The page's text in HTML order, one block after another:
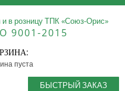
9001-2015
пуста
БЫСТРЫЙ ЗАКАЗ